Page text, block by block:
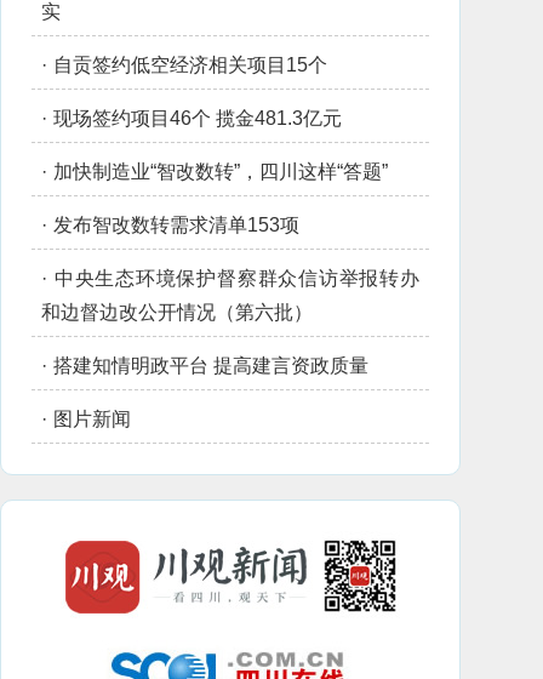
实
· 自贡签约低空经济相关项目15个
· 现场签约项目46个 揽金481.3亿元
· 加快制造业“智改数转”，四川这样“答题”
· 发布智改数转需求清单153项
· 中央生态环境保护督察群众信访举报转办
和边督边改公开情况（第六批）
· 搭建知情明政平台 提高建言资政质量
· 图片新闻